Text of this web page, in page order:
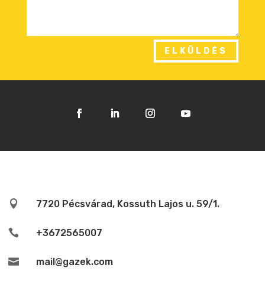
ELKÜLDÉS
 7720 Pécsvárad, Kossuth Lajos u. 59/1.
 +3672565007
 mail@gazek.com